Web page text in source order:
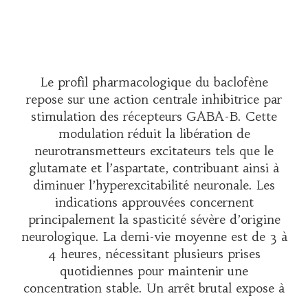
Le profil pharmacologique du baclofène
repose sur une action centrale inhibitrice par
stimulation des récepteurs GABA-B. Cette
modulation réduit la libération de
neurotransmetteurs excitateurs tels que le
glutamate et l’aspartate, contribuant ainsi à
diminuer l’hyperexcitabilité neuronale. Les
indications approuvées concernent
principalement la spasticité sévère d’origine
neurologique. La demi-vie moyenne est de 3 à
4 heures, nécessitant plusieurs prises
quotidiennes pour maintenir une
concentration stable. Un arrêt brutal expose à